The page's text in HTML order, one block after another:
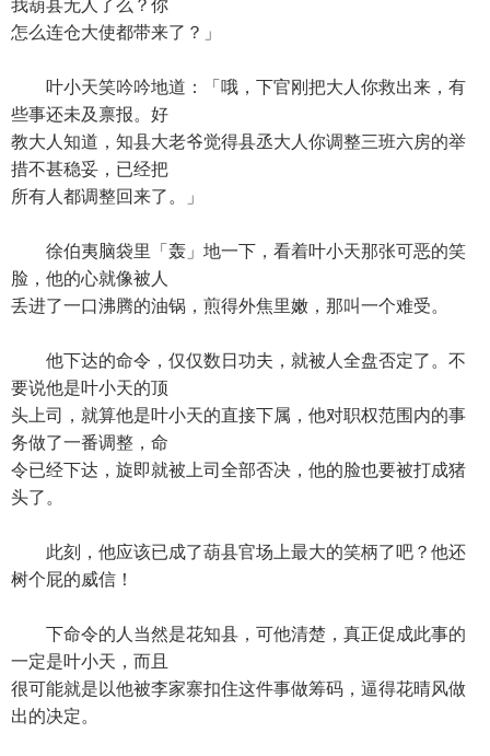
我葫县无人了么？你
怎么连仓大使都带来了？」
叶小天笑吟吟地道：「哦，下官刚把大人你救出来，有
些事还未及禀报。好
教大人知道，知县大老爷觉得县丞大人你调整三班六房的举
措不甚稳妥，已经把
所有人都调整回来了。」
徐伯夷脑袋里「轰」地一下，看着叶小天那张可恶的笑
脸，他的心就像被人
丢进了一口沸腾的油锅，煎得外焦里嫩，那叫一个难受。
他下达的命令，仅仅数日功夫，就被人全盘否定了。不
要说他是叶小天的顶
头上司，就算他是叶小天的直接下属，他对职权范围内的事
务做了一番调整，命
令已经下达，旋即就被上司全部否决，他的脸也要被打成猪
头了。
此刻，他应该已成了葫县官场上最大的笑柄了吧？他还
树个屁的威信！
下命令的人当然是花知县，可他清楚，真正促成此事的
一定是叶小天，而且
很可能就是以他被李家寨扣住这件事做筹码，逼得花晴风做
出的决定。